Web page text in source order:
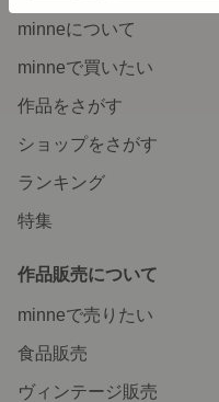
minneについて
minneで買いたい
作品をさがす
ショップをさがす
ランキング
特集
作品販売について
minneで売りたい
食品販売
ヴィンテージ販売